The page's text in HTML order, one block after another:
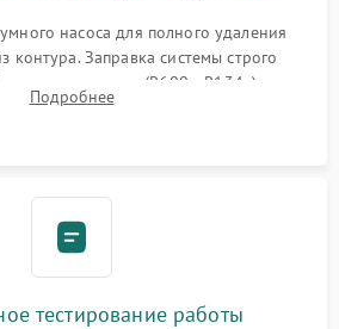
насоса для полного удаления
контура. Заправка системы строго
хладагента (R600a, R134a) по
рабочего давления в системе.
Подробнее
тестирование работы